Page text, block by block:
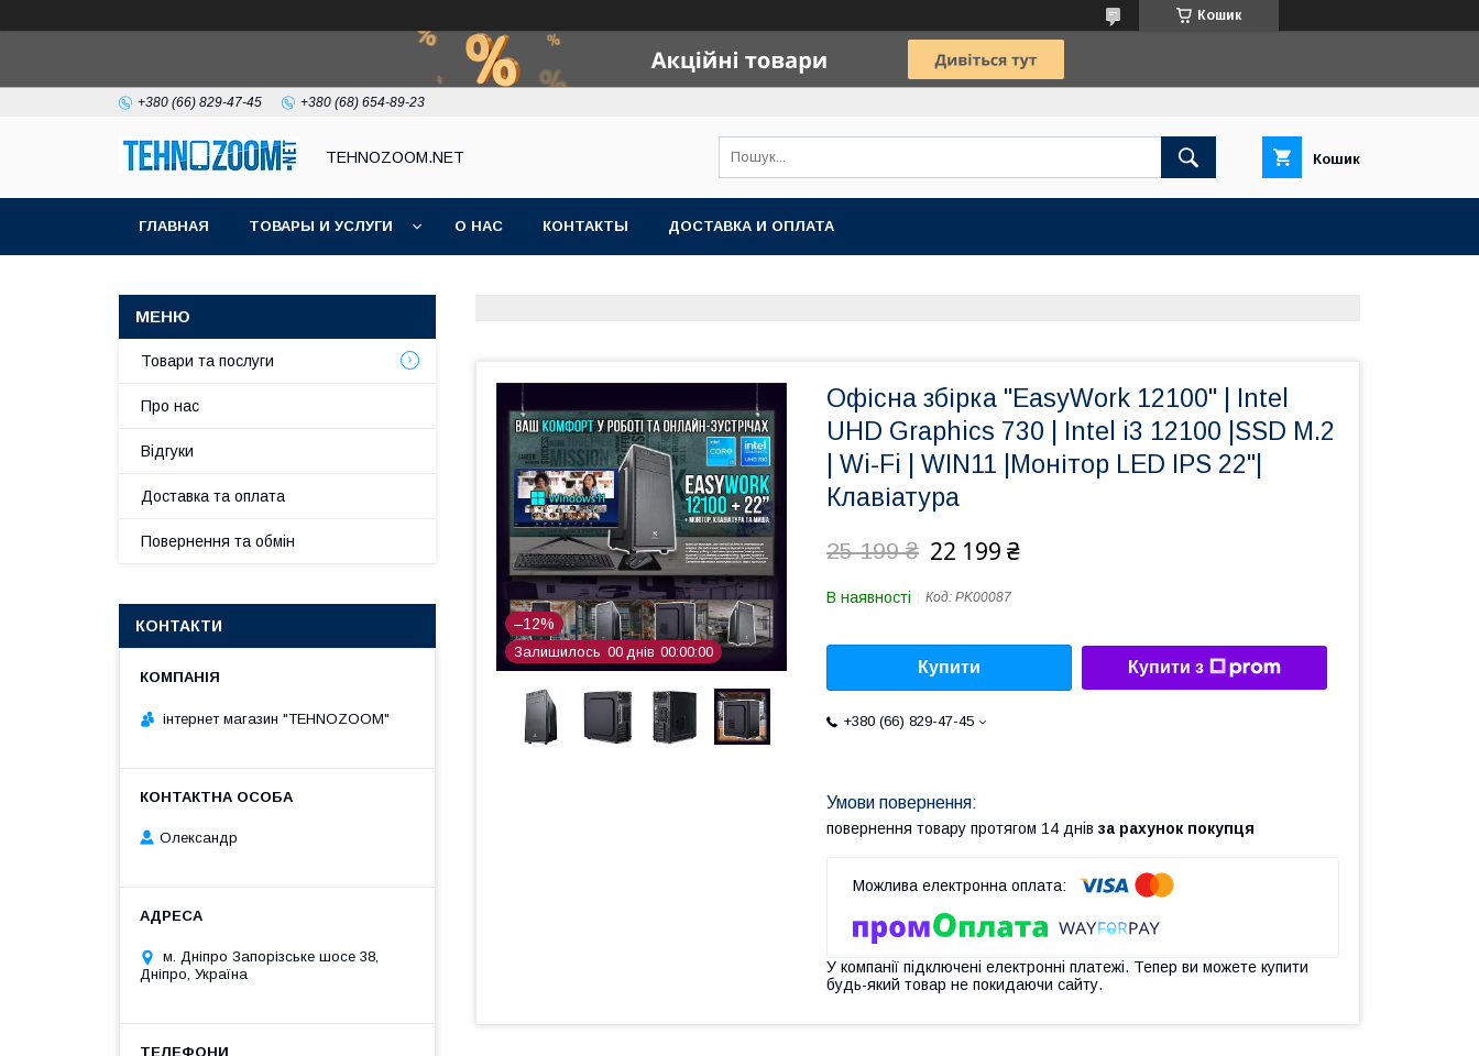
Кошик
+380 (66) 829-47-45 +380 (68) 654-89-23
TEHNOZOOM.NET Кошик
ГЛАВНАЯ ТОВАРЫ И УСЛУГИ О НАС КОНТАКТЫ ДОСТАВКА И ОПЛАТА
–12%
Залишилось 00 днів 00 00 00
Офісна збірка "EasyWork 12100" | Intel
UHD Graphics 730 | Intel i3 12100 |SSD M.2
| Wi-Fi | WIN11 |Монітор LED IPS 22"|
Клавіатура
25 199 ₴ 22 199 ₴
В наявності Код: PK00087
Купити Купити з
+380 (66) 829-47-45
повернення товару протягом 14 днів за рахунок покупця
У компанії підключені електронні платежі. Тепер ви можете купити
будь-який товар не покидаючи сайту.
Товари та послуги
Про нас
Відгуки
Доставка та оплата
Повернення та обмін
КОНТАКТИ
інтернет магазин "TEHNOZOOM"
Олександр
м. Днiпро Запорізське шосе 38,
Дніпро, Україна